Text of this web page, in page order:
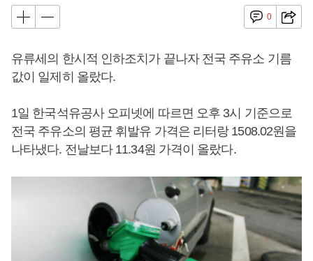
0
유류세의 한시적 인하조치가 끝나자 전국 주유소 기름
값이 일제히 올랐다.
1일 한국석유공사 오피넷에 따르면 오후 3시 기준으로
전국 주유소의 평균 휘발유 가격은 리터랑 1508.02원을
나타냈다. 전날보다 11.34원 가격이 올랐다.